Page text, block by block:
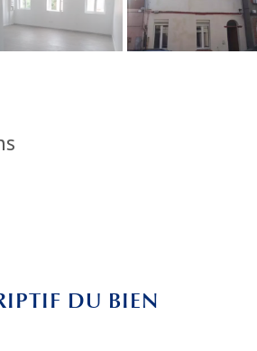
DU BIEN